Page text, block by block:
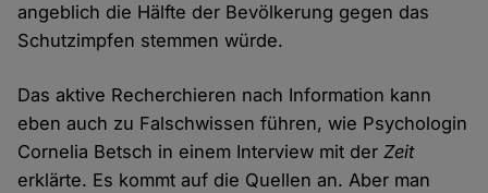
angeblich die Hälfte der Bevölkerung gegen das
Schutzimpfen stemmen würde.
Das aktive Recherchieren nach Information kann
eben auch zu Falschwissen führen, wie Psychologin
Cornelia Betsch in einem Interview mit derZeit
erklärte. Es kommt auf die Quellen an. Aber man